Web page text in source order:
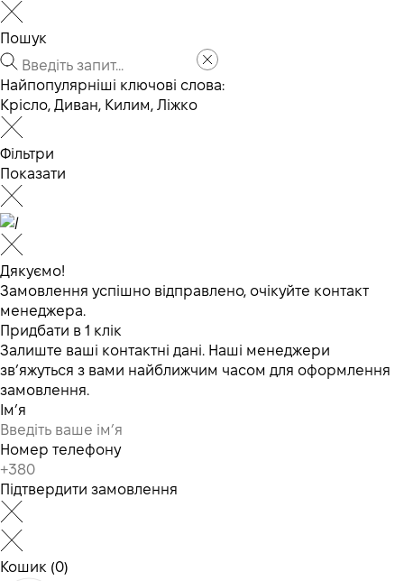
Пошук
Найпопулярніші ключові слова:
Крісло, Диван, Килим, Ліжко
Фільтри
Показати
Дякуємо!
Замовлення успішно відправлено, очікуйте контакт
менеджера.
Придбати в 1 клік
Залиште ваші контактні дані. Наші менеджери
зв’яжуться з вами найближчим часом для оформлення
замовлення.
Ім’я
Номер телефону
Підтвердити замовлення
Кошик (0)